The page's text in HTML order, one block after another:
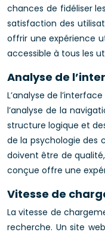
chances de fidéliser
satisfaction des
offrir une expérience
accessible à tous les
Analyse de
L’analyse de
l’analyse de la
structure logique et
de la psychologie des
doivent être de
conçue offre une
Vitesse de
La vitesse de
recherche. Un site